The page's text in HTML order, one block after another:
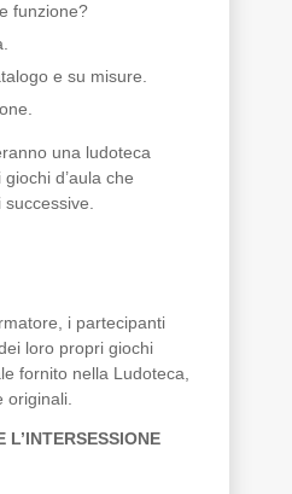
funzione?
e su misure.
una ludoteca
d’aula che
i partecipanti
loro propri giochi
fornito nella Ludoteca,
originali.
L’INTERSESSIONE